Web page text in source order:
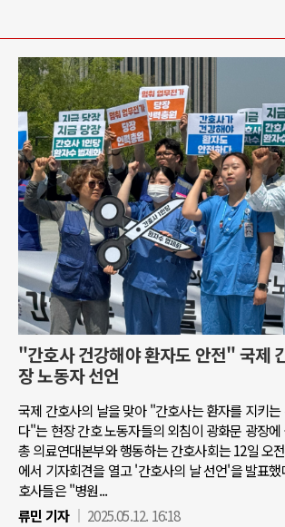
"간호사 건강해야 환자도 안전" 국제
장 노동자 선언
국제 간호사의 날을 맞아 "간호사는 환자를 지키
다"는 현장 간호 노동자들의 외침이 광화문 광장
총 의료연대본부와 행동하는 간호사회는 12일 오
에서 기자회견을 열고 '간호사의 날 선언'을 발표
호사들은 "병원...
류민 기자
2025.05.12. 16:18